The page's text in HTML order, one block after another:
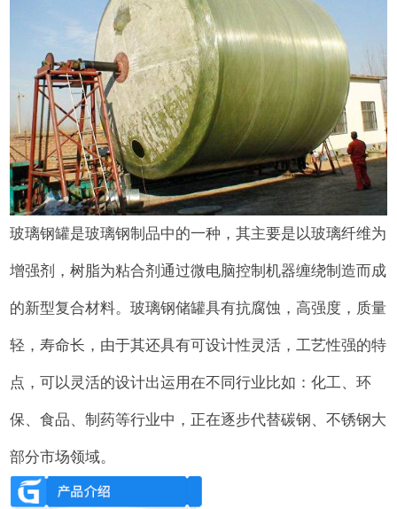
玻璃钢罐是玻璃钢制品中的一种，其主要是以玻璃纤维为
增强剂，树脂为粘合剂通过微电脑控制机器缠绕制造而成
的新型复合材料。玻璃钢储罐具有抗腐蚀，高强度，质量
轻，寿命长，由于其还具有可设计性灵活，工艺性强的特
点，可以灵活的设计出运用在不同行业比如：化工、环
保、食品、制药等行业中，正在逐步代替碳钢、不锈钢大
部分市场领域。